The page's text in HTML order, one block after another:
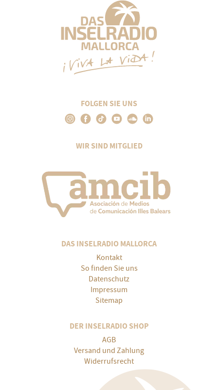
FOLGEN SIE UNS
WIR SIND MITGLIED
DAS INSELRADIO MALLORCA
Kontakt
So finden Sie uns
Datenschutz
Impressum
Sitemap
DER INSELRADIO SHOP
AGB
Versand und Zahlung
Widerrufsrecht